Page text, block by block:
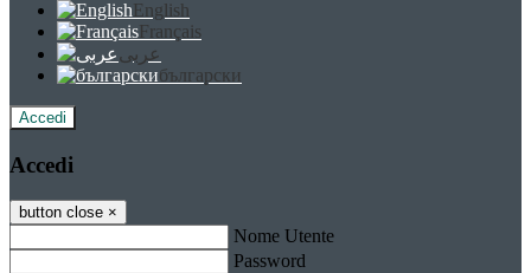
English
Français
عربى
български
Accedi
Accedi
button close ×
Nome Utente
Password